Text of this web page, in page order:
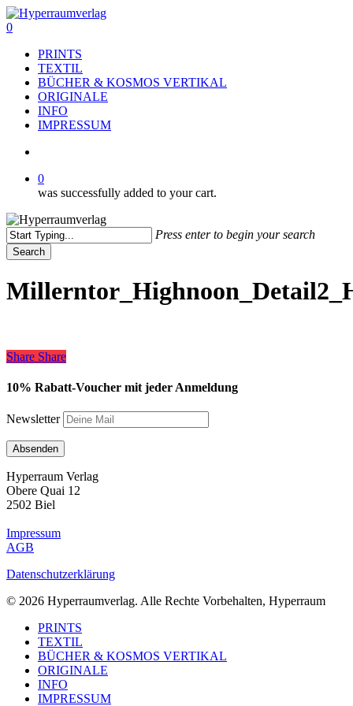
Skip
to
content
search
0
PRINTS
TEXTIL
BÜCHER & KOSMOS VERTIKAL
ORIGINALE
INFO
IMPRESSUM
0
was successfully added to your cart.
Press enter to begin your search
Search
Search
Share
Share Share
10% Rabatt-Voucher mit jeder Anmeldung
Newsletter
Hyperraum Verlag
Obere Quai 12
2502 Biel
Impressum
AGB
Datenschutzerklärung
© 2026 Hyperraumverlag. Alle Rechte Vorbehalten, Hyperraum
Close
Menu
PRINTS
TEXTIL
BÜCHER & KOSMOS VERTIKAL
ORIGINALE
INFO
IMPRESSUM